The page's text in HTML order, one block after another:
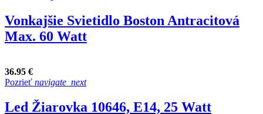
Vonkajšie Svietidlo Boston Antracitová
Max. 60 Watt
36.95 €
Pozrieť navigate_next
Led Žiarovka 10646, E14, 25 Watt